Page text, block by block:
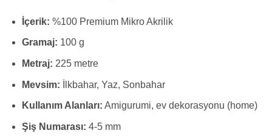
İçerik: %100 Premium Mikro Akrilik
Gramaj: 100 g
Metraj: 225 metre
Mevsim: İlkbahar, Yaz, Sonbahar
Kullanım Alanları: Amigurumi, ev dekorasyonu (home)
Şiş Numarası: 4-5 mm